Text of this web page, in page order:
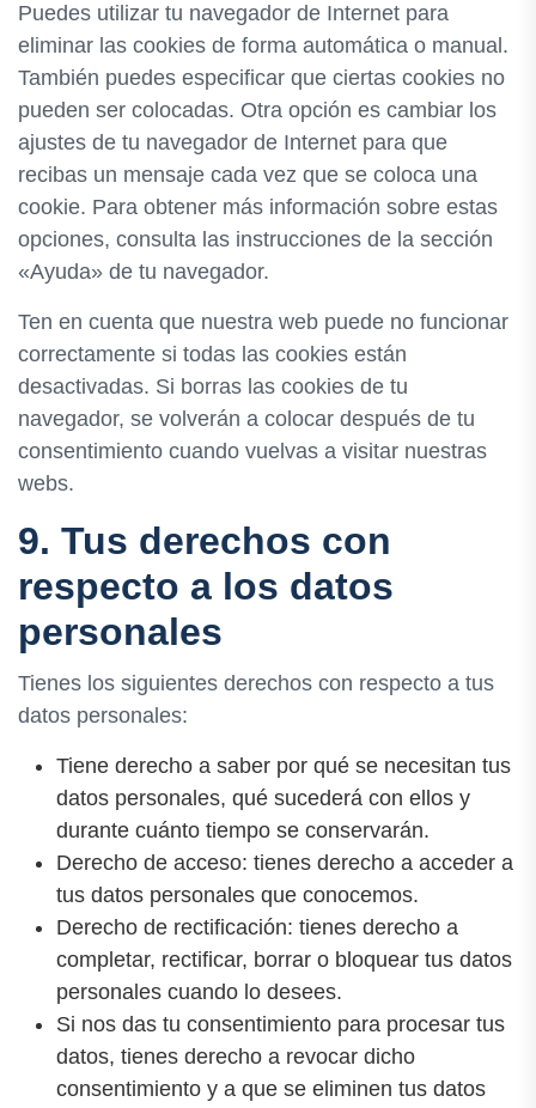
Puedes utilizar tu navegador de Internet para
eliminar las cookies de forma automática o manual.
También puedes especificar que ciertas cookies no
pueden ser colocadas. Otra opción es cambiar los
ajustes de tu navegador de Internet para que
recibas un mensaje cada vez que se coloca una
cookie. Para obtener más información sobre estas
opciones, consulta las instrucciones de la sección
«Ayuda» de tu navegador.
Ten en cuenta que nuestra web puede no funcionar
correctamente si todas las cookies están
desactivadas. Si borras las cookies de tu
navegador, se volverán a colocar después de tu
consentimiento cuando vuelvas a visitar nuestras
webs.
9. Tus derechos con
respecto a los datos
personales
Tienes los siguientes derechos con respecto a tus
datos personales:
Tiene derecho a saber por qué se necesitan tus
datos personales, qué sucederá con ellos y
durante cuánto tiempo se conservarán.
Derecho de acceso: tienes derecho a acceder a
tus datos personales que conocemos.
Derecho de rectificación: tienes derecho a
completar, rectificar, borrar o bloquear tus datos
personales cuando lo desees.
Si nos das tu consentimiento para procesar tus
datos, tienes derecho a revocar dicho
consentimiento y a que se eliminen tus datos